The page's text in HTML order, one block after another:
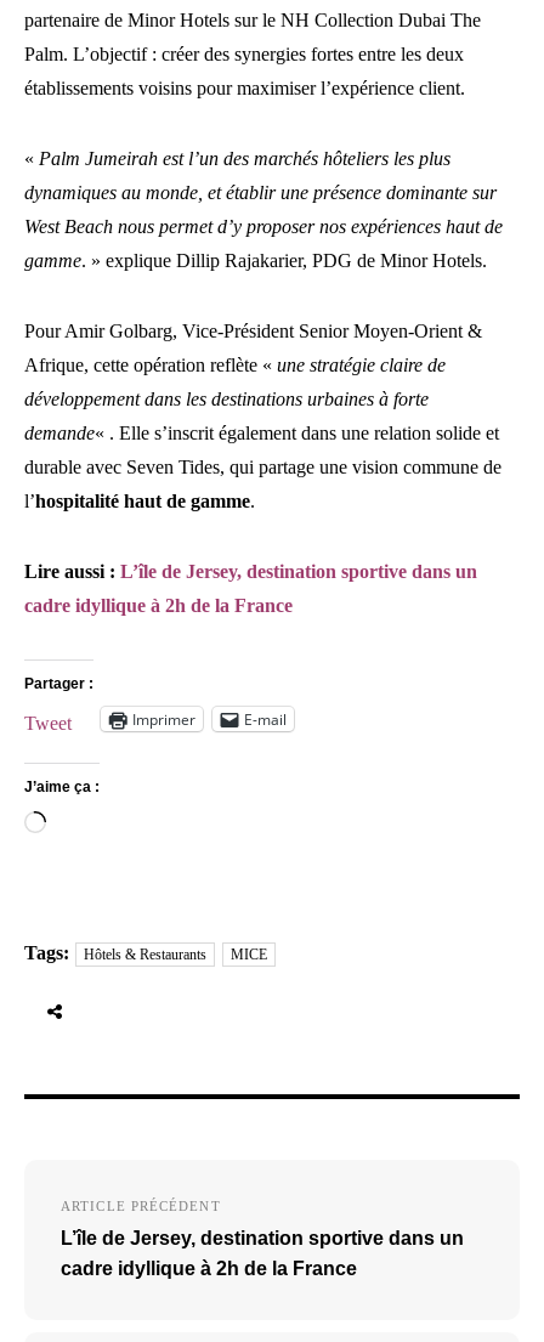
partenaire de Minor Hotels sur le NH Collection Dubai The
Palm. L’objectif : créer des synergies fortes entre les deux
établissements voisins pour maximiser l’expérience client.
« Palm Jumeirah est l’un des marchés hôteliers les plus
dynamiques au monde, et établir une présence dominante sur
West Beach nous permet d’y proposer nos expériences haut de
gamme. » explique Dillip Rajakarier, PDG de Minor Hotels.
Pour Amir Golbarg, Vice-Président Senior Moyen-Orient &
Afrique, cette opération reflète « une stratégie claire de
développement dans les destinations urbaines à forte
demande« . Elle s’inscrit également dans une relation solide et
durable avec Seven Tides, qui partage une vision commune de
l’hospitalité haut de gamme.
Lire aussi : L’île de Jersey, destination sportive dans un
cadre idyllique à 2h de la France
Partager :
Tweet Imprimer E-mail
J’aime ça :
Chargement…
Tags: Hôtels & Restaurants MICE
l’article
ARTICLE PRÉCÉDENT
L’île de Jersey, destination sportive dans un
cadre idyllique à 2h de la France